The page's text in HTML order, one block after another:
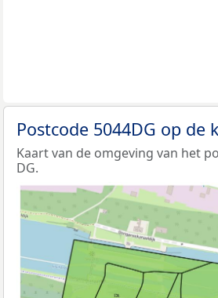
Postcode 5044DG op de
Kaart van de omgeving van het
DG.